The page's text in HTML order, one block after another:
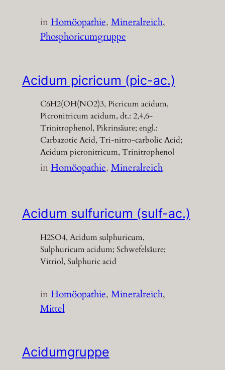
inHomöopathie, Mineralreich
Phosphoricumgruppe
Acidum picricum (pic-ac.)
C6H2(OH(NO2)3, Picricum acidum,
Picronitricum acidum, dt.: 2,4,6-
Trinitrophenol, Pikrinsäure; engl.:
Carbazotic Acid, Tri-nitro-carbolic Acid;
Acidum picronitricum, Trinitrophenol
inHomöopathie, Mineralreich
Acidum sulfuricum (sulf-ac.)
H2SO4, Acidum sulphuricum,
Sulphuricum acidum; Schwefelsäure;
Vitriol, Sulphuric acid
inHomöopathie, Mineralreich
Mittel
Acidumgruppe